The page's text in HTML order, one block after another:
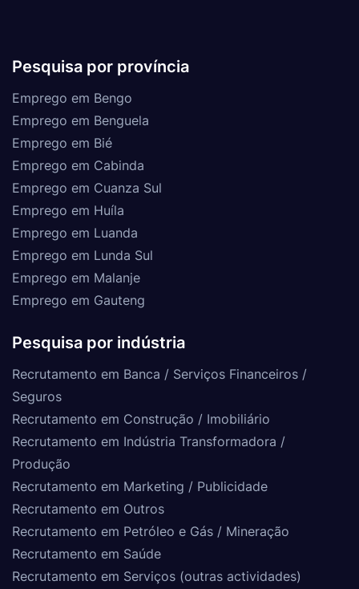
Pesquisa por província
Emprego em Bengo
Emprego em Benguela
Emprego em Bié
Emprego em Cabinda
Emprego em Cuanza Sul
Emprego em Huíla
Emprego em Luanda
Emprego em Lunda Sul
Emprego em Malanje
Emprego em Gauteng
Pesquisa por indústria
Recrutamento em Banca / Serviços Financeiros /
Seguros
Recrutamento em Construção / Imobiliário
Recrutamento em Indústria Transformadora /
Produção
Recrutamento em Marketing / Publicidade
Recrutamento em Outros
Recrutamento em Petróleo e Gás / Mineração
Recrutamento em Saúde
Recrutamento em Serviços (outras actividades)